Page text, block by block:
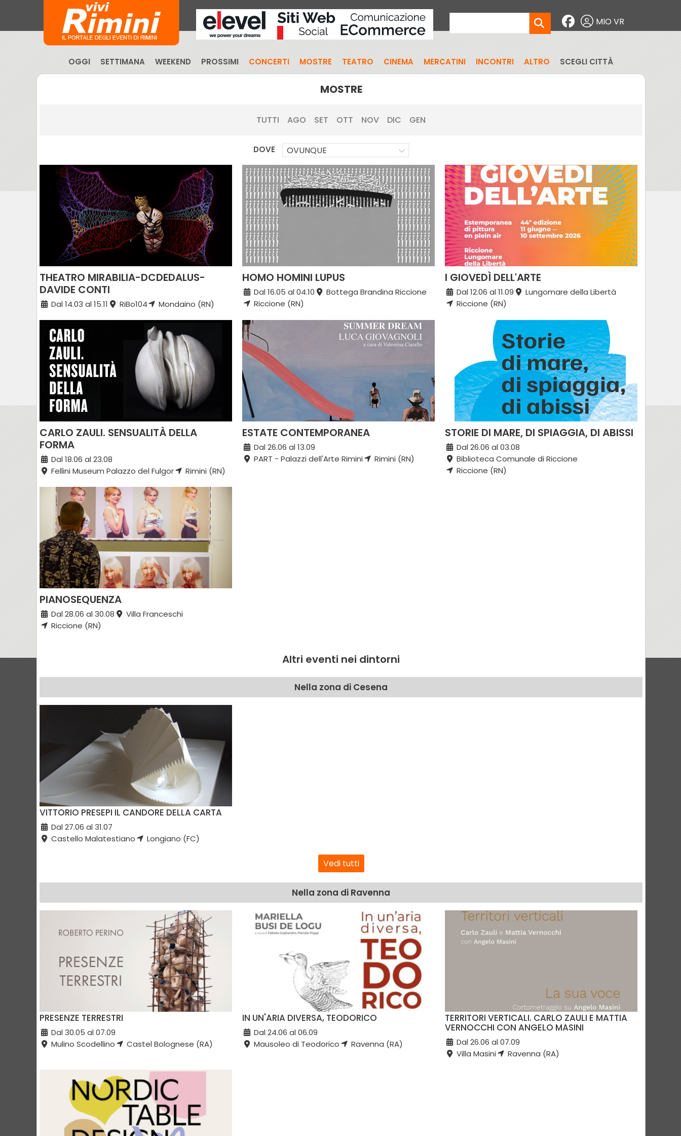
MIO VR
OGGI SETTIMANA WEEKEND PROSSIMI CONCERTI MOSTRE TEATRO CINEMA MERCATINI INCONTRI ALTRO SCEGLI CITTÀ
MOSTRE
TUTTI AGO SET OTT NOV DIC GEN
DOVE OVUNQUE
THEATRO MIRABILIA-DCDEDALUS-
DAVIDE CONTI
Dal 14.03 al 15.11 RiBo104 Mondaino (RN)
HOMO HOMINI LUPUS
Dal 16.05 al 04.10
Bottega Brandina Riccione
Riccione (RN)
I GIOVEDÌ DELL'ARTE
Dal 12.06 al 11.09
Lungomare della Libertà
Riccione (RN)
CARLO ZAULI. SENSUALITÀ DELLA
FORMA
Dal 18.06 al 23.08
Fellini Museum Palazzo del Fulgor
Rimini (RN)
ESTATE CONTEMPORANEA
Dal 26.06 al 13.09
PART - Palazzi dell'Arte Rimini
Rimini (RN)
STORIE DI MARE, DI SPIAGGIA, DI ABISSI
Dal 26.06 al 03.08
Biblioteca Comunale di Riccione
Riccione (RN)
PIANOSEQUENZA
Dal 28.06 al 30.08
Villa Franceschi
Riccione (RN)
Altri eventi nei dintorni
Nella zona di Cesena
VITTORIO PRESEPI IL CANDORE DELLA CARTA
Dal 27.06 al 31.07
Castello Malatestiano
Longiano (FC)
Vedi tutti
Nella zona di Ravenna
PRESENZE TERRESTRI
Dal 30.05 al 07.09
Mulino Scodellino
Castel Bolognese (RA)
IN UN'ARIA DIVERSA, TEODORICO
Dal 24.06 al 06.09
Mausoleo di Teodorico
Ravenna (RA)
TERRITORI VERTICALI. CARLO ZAULI E MATTIA
VERNOCCHI CON ANGELO MASINI
Dal 26.06 al 07.09
Villa Masini
Ravenna (RA)